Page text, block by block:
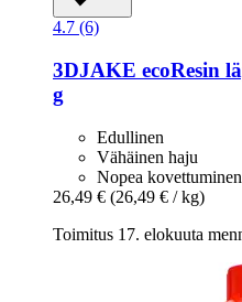
4.7 (6)
3DJAKE ecoResin
g
Edullinen
Vähäinen haju
Nopea kovettuminen
26,49 € (26,49 € / kg)
Toimitus 17. elokuuta